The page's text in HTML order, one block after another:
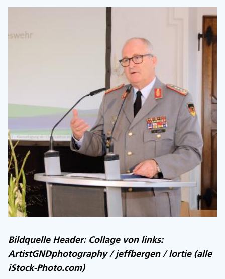
Bildquelle Header: Collage von links:
ArtistGNDphotography / jeffbergen / lortie (alle
iStock-Photo.com)